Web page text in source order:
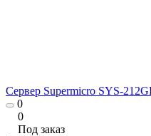
Сервер Suреrmicrо SYS-
0
0
Под заказ